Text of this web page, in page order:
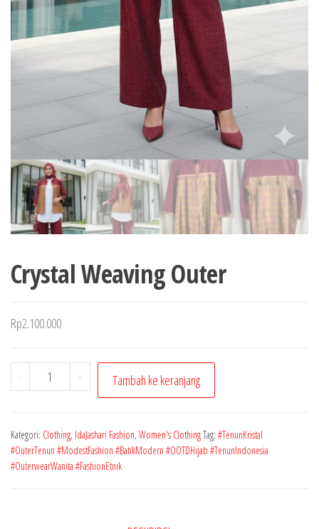
Crystal Weaving Outer
Rp2.100.000
-
Kuantitas
Crystal
Outer
+ Tambah ke keranjang
Kategori: Clothing, IdaJashari Fashion, Women's ClothingTag: #TenunKristal
#OuterTenun #ModestFashion #BatikModern #OOTDHijab #TenunIndonesia
#OuterwearWanita #FashionEtnik